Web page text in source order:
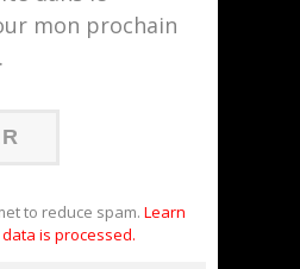
mon prochain
to reduce spam. Learn
is processed.